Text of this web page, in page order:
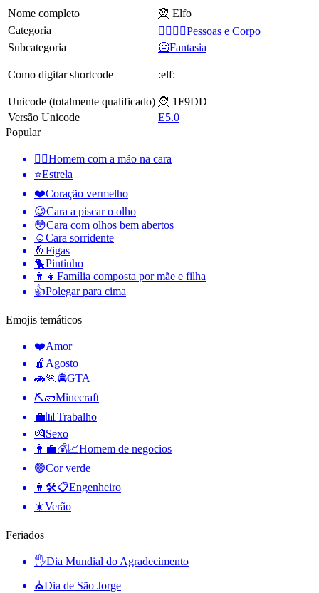
Nome completo
🧝 Elfo
Categoria
👩‍❤️‍💋‍👨Pessoas e Corpo
Subcategoria
🦸Fantasia
Como digitar shortcode :elf:
Unicode (totalmente qualificado) 🧝 1F9DD
Versão Unicode
E5.0
Popular
🤦‍♂️Homem com a mão na cara
⭐Estrela
❤️Coração vermelho
😉Cara a piscar o olho
😳Cara com olhos bem abertos
☺️Cara sorridente
🤞 Figas
🐤Pintinho
👩‍👧 Família composta por mãe e filha
👍Polegar para cima
Emojis temáticos
❤️Amor
🍎 Agosto
🚗🏃🚔GTA
⛏🧱Minecraft
💼📊 Trabalho
💏Sexo
👨‍💼💰📈Homem de negocios
🟢Cor verde
👨🛠📋Engenheiro
☀️Verão
Feriados
🖐Dia Mundial do Agradecimento
⛪️Dia de São Jorge